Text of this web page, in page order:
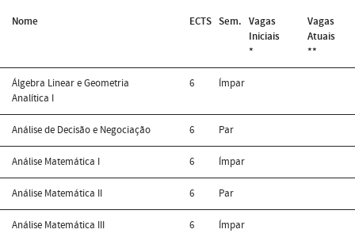
Nome ECTS Sem. Vagas
Iniciais
*
Vagas
Atuais
**
Álgebra Linear e Geometria
Analítica I
6 Ímpar
Análise de Decisão e Negociação 6 Par
Análise Matemática I 6 Ímpar
Análise Matemática II 6 Par
Análise Matemática III 6 Ímpar